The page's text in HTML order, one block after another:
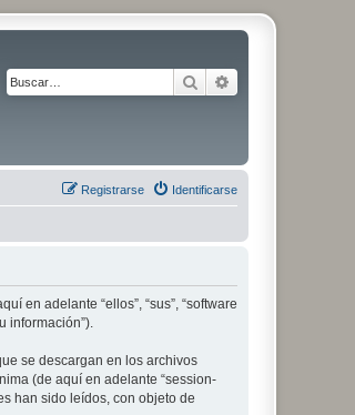
Buscar
Identificarse
Registrarse
en adelante “ellos”, “sus”, “software
información”).
se descargan en los archivos
(de aquí en adelante “session-
han sido leídos, con objeto de